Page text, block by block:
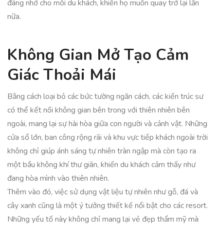
đáng nhớ cho mỗi du khách, khiến họ muốn quay trở lại lần
nữa.
Không Gian Mở Tạo Cảm
Giác Thoải Mái
Bằng cách loại bỏ các bức tường ngăn cách, các kiến trúc sư
có thể kết nối không gian bên trong với thiên nhiên bên
ngoài, mang lại sự hài hòa giữa con người và cảnh vật. Những
cửa sổ lớn, ban công rộng rãi và khu vực tiếp khách ngoài trời
không chỉ giúp ánh sáng tự nhiên tràn ngập mà còn tạo ra
một bầu không khí thư giãn, khiến du khách cảm thấy như
đang hòa mình vào thiên nhiên.
Thêm vào đó, việc sử dụng vật liệu tự nhiên như gỗ, đá và
cây xanh cũng là một ý tưởng thiết kế nổi bật cho các resort.
Những yếu tố này không chỉ mang lại vẻ đẹp thẩm mỹ mà